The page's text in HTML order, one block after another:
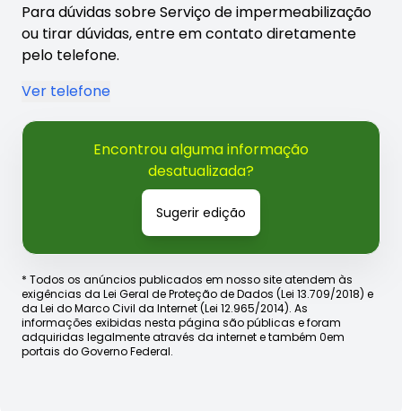
Para dúvidas sobre Serviço de impermeabilização
ou tirar dúvidas, entre em contato diretamente
pelo telefone.
Ver telefone
Encontrou alguma informação
desatualizada?
Sugerir edição
* Todos os anúncios publicados em nosso site atendem às
exigências da Lei Geral de Proteção de Dados (Lei 13.709/2018) e
da Lei do Marco Civil da Internet (Lei 12.965/2014). As
informações exibidas nesta página são públicas e foram
adquiridas legalmente através da internet e também 0em
portais do Governo Federal.